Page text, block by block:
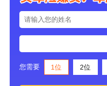
您需要 1位 2位